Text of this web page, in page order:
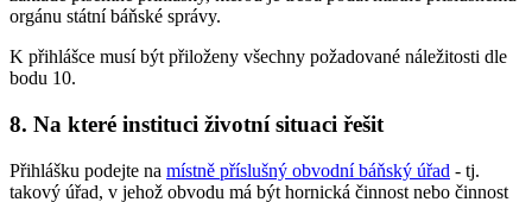
orgánu státní báňské správy.
K přihlášce musí být přiloženy všechny požadované náležitosti dle
bodu 10.
8. Na které instituci životní situaci řešit
Přihlášku podejte na místně příslušný obvodní báňský úřad - tj.
takový úřad, v jehož obvodu má být hornická činnost nebo činnost